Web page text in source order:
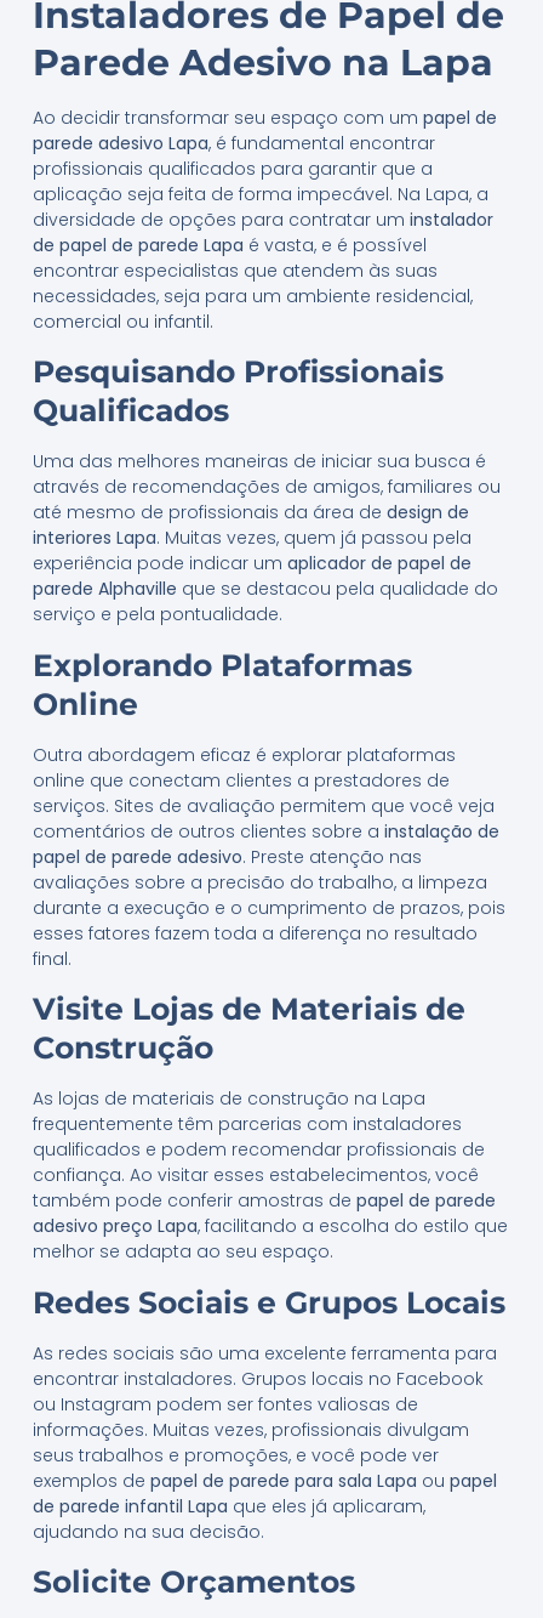
Instaladores de Papel de
Parede Adesivo na Lapa
Ao decidir transformar seu espaço com um papel de
parede adesivo Lapa, é fundamental encontrar
profissionais qualificados para garantir que a
aplicação seja feita de forma impecável. Na Lapa, a
diversidade de opções para contratar um instalador
de papel de parede Lapa é vasta, e é possível
encontrar especialistas que atendem às suas
necessidades, seja para um ambiente residencial,
comercial ou infantil.
Pesquisando Profissionais
Qualificados
Uma das melhores maneiras de iniciar sua busca é
através de recomendações de amigos, familiares ou
até mesmo de profissionais da área de design de
interiores Lapa. Muitas vezes, quem já passou pela
experiência pode indicar um aplicador de papel de
parede Alphaville que se destacou pela qualidade do
serviço e pela pontualidade.
Explorando Plataformas
Online
Outra abordagem eficaz é explorar plataformas
online que conectam clientes a prestadores de
serviços. Sites de avaliação permitem que você veja
comentários de outros clientes sobre a instalação de
papel de parede adesivo. Preste atenção nas
avaliações sobre a precisão do trabalho, a limpeza
durante a execução e o cumprimento de prazos, pois
esses fatores fazem toda a diferença no resultado
final.
Visite Lojas de Materiais de
Construção
As lojas de materiais de construção na Lapa
frequentemente têm parcerias com instaladores
qualificados e podem recomendar profissionais de
confiança. Ao visitar esses estabelecimentos, você
também pode conferir amostras de papel de parede
adesivo preço Lapa, facilitando a escolha do estilo que
melhor se adapta ao seu espaço.
Redes Sociais e Grupos Locais
As redes sociais são uma excelente ferramenta para
encontrar instaladores. Grupos locais no Facebook
ou Instagram podem ser fontes valiosas de
informações. Muitas vezes, profissionais divulgam
seus trabalhos e promoções, e você pode ver
exemplos de papel de parede para sala Lapa ou papel
de parede infantil Lapa que eles já aplicaram,
ajudando na sua decisão.
Solicite Orçamentos